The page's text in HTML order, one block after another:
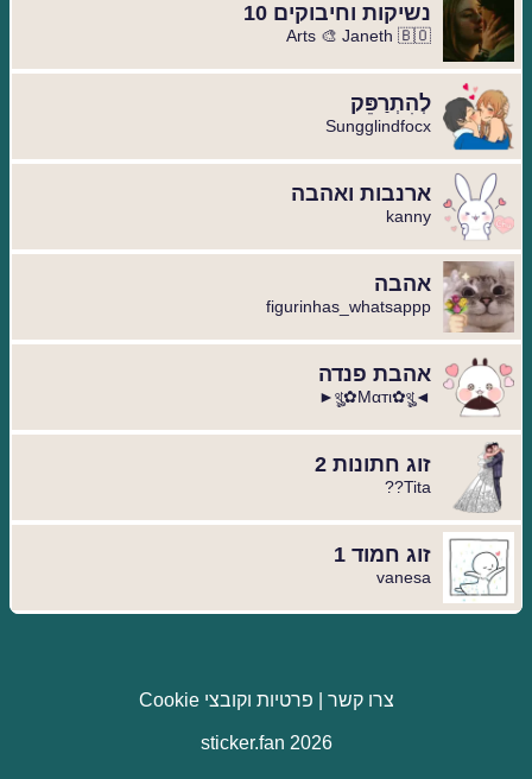
נשיקות וחיבוקים 10
Arts 🎨 Janeth 🇧🇴
לְהִתְרַפֵּק
Sungglindfocx
ארנבות ואהבה
kanny
אהבה
figurinhas_whatsappp
אהבת פנדה
◄থৣ✿Mαтι✿থৣ►
זוג חתונות 2
Tita??
זוג חמוד 1
vanesa
צרו קשר פרטיות וקובצי Cookie
sticker.fan 2026